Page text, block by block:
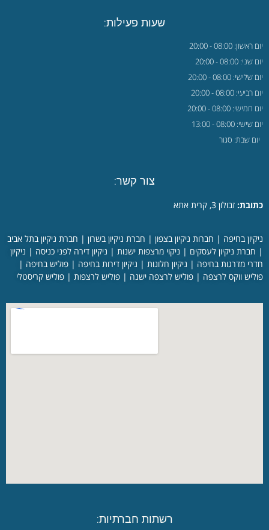
שעות פעילות:
08:00 - 20:00
08:00 - 20:00
08:00 - 20:00
08:00 - 20:00
08:00 - 20:00
08:00 - 13:00
שבת: סגור
צור קשר:
זבולון 3, קרית אתא
בחיפה|חברות ניקיון בצפון|חברת ניקיון בשרון|חברת ניקיון בתל אביב
חברת ניקיון לעסקים|ניקוי מרצפות ישנות|ניקיון דירה לפני כניסה|ניקיון
מדרגות בחיפה|ניקיון חלונות|ניקיון דירות בחיפה|פוליש בחיפה|
ווקס לרצפה|פוליש לרצפה ישנה|פוליש לרצפות|פוליש קריסטלי
רשתות חברתיות: